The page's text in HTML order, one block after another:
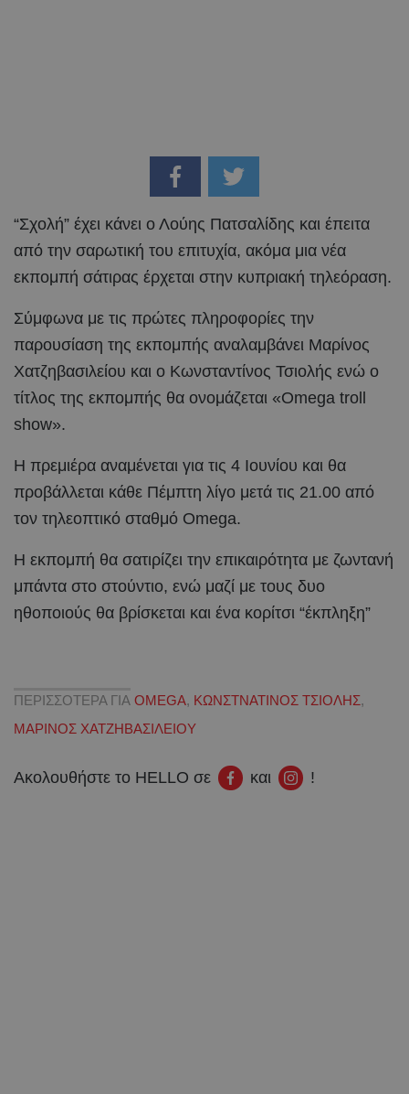
“Σχολή” έχει κάνει ο Λούης Πατσαλίδης και έπειτα
από την σαρωτική του επιτυχία, ακόμα μια νέα
εκπομπή σάτιρας έρχεται στην κυπριακή τηλεόραση.
Σύμφωνα με τις πρώτες πληροφορίες την
παρουσίαση της εκπομπής αναλαμβάνει Μαρίνος
Χατζηβασιλείου και ο Κωνσταντίνος Τσιολής ενώ ο
τίτλος της εκπομπής θα ονομάζεται «Omega troll
show».
Η πρεμιέρα αναμένεται για τις 4 Ιουνίου και θα
προβάλλεται κάθε Πέμπτη λίγο μετά τις 21.00 από
τον τηλεοπτικό σταθμό Omega.
Η εκπομπή θα σατιρίζει την επικαιρότητα με ζωντανή
μπάντα στο στούντιο, ενώ μαζί με τους δυο
ηθοποιούς θα βρίσκεται και ένα κορίτσι “έκπληξη”
ΠΕΡΙΣΣΟΤΕΡΑ ΓΙΑ OMEGA, ΚΩΝΣΤΝΑΤΙΝΟΣ ΤΣΙΟΛΗΣ,
ΜΑΡΙΝΟΣ ΧΑΤΖΗΒΑΣΙΛΕΙΟΥ
Ακολουθήστε το HELLO σε και !